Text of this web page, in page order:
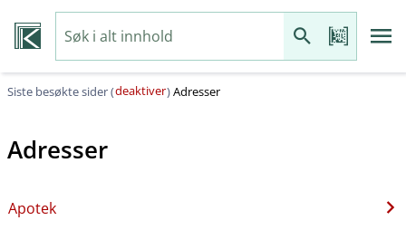
Siste besøkte sider (deaktiver)Adresser
Adresser
Apotek